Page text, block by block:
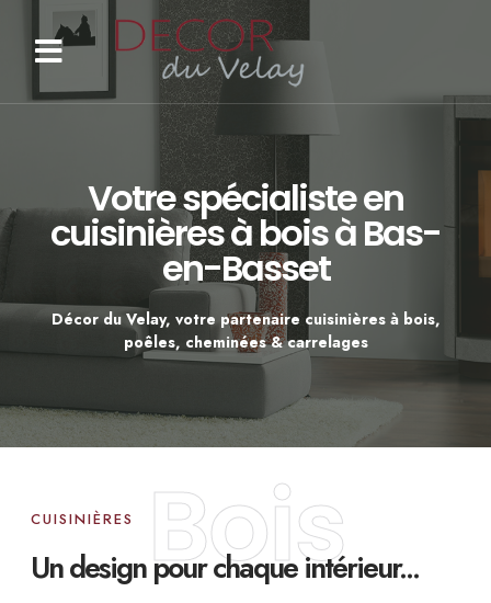
Votre spécialiste en
cuisinières à bois à Bas-
en-Basset
Décor du Velay, votre partenaire cuisinières à bois,
poêles, cheminées & carrelages
Bois
CUISINIÈRES
Un design pour chaque intérieur...